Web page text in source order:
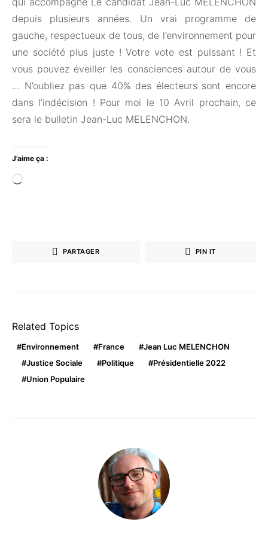
depuis plusieurs années. Un vrai programme de
gauche, respectueux de tous, de l’environnement pour
une société plus juste ! Votre vote est puissant ! Et
vous pouvez éveiller les consciences autour de vous
… N’oubliez pas que 40% des électeurs sont encore
dans l’indécision ! Pour moi le 10 Avril prochain, ce
sera le bulletin Jean-Luc MELENCHON.
J’aime ça :
Chargement…
PARTAGER PIN IT
Related Topics
Environnement France
Jean Luc MELENCHON
Justice Sociale
Politique
Présidentielle 2022
Union Populaire